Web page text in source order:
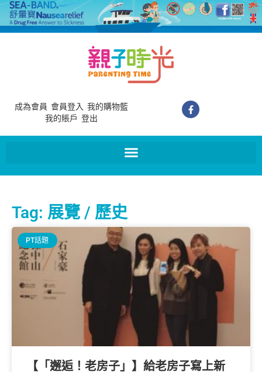
成為會員 會員登入 我的購物籃
我的賬戶 登出
Tag: 展覽 / 歷史
PT話題
【「邂逅！老房子」】給老房子寫上新